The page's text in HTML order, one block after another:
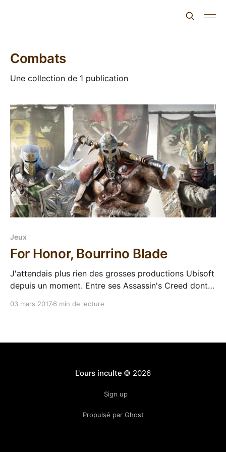
Combats
Une collection de 1 publication
Jeux
For Honor, Bourrino Blade
J'attendais plus rien des grosses productions Ubisoft
depuis un moment. Entre ses Assassin's Creed dont
03 mars 20176 min de lecture
L'ours inculte © 2026
Sign up
Propulsé par Ghost